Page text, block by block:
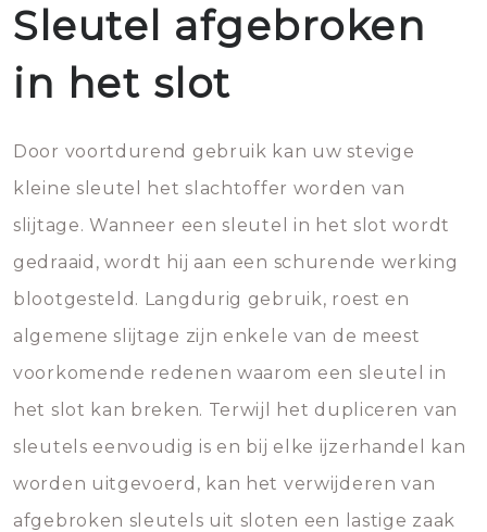
Sleutel afgebroken
in het slot
Door voortdurend gebruik kan uw stevige
kleine sleutel het slachtoffer worden van
slijtage. Wanneer een sleutel in het slot wordt
gedraaid, wordt hij aan een schurende werking
blootgesteld. Langdurig gebruik, roest en
algemene slijtage zijn enkele van de meest
voorkomende redenen waarom een sleutel in
het slot kan breken. Terwijl het dupliceren van
sleutels eenvoudig is en bij elke ijzerhandel kan
worden uitgevoerd, kan het verwijderen van
afgebroken sleutels uit sloten een lastige zaak